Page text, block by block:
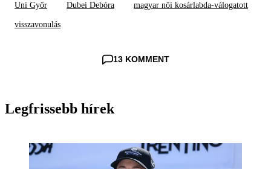
Uni Győr Dubei Debóra magyar női kosárlabda-válogatott
visszavonulás
13 KOMMENT
Legfrissebb hírek